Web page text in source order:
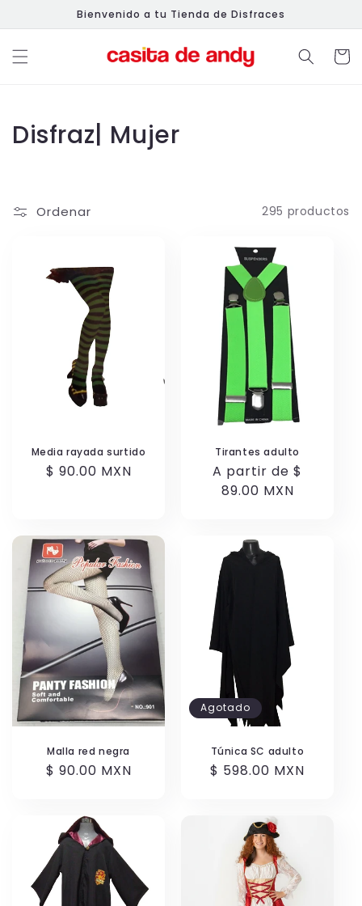
directamente
al contenido
Bienvenido a tu Tienda de Disfraces
Carrito
C
e
Disfraz| Mujer
Ordenar 295 productos
Media rayada surtido
Precio
$ 90.00 MXN
Tirantes adulto
Precio
habitual
A partir de $
89.00 MXN
Malla red negra
Precio
$ 90.00 MXN
Agotado
Túnica SC adulto
Precio
$ 598.00 MXN